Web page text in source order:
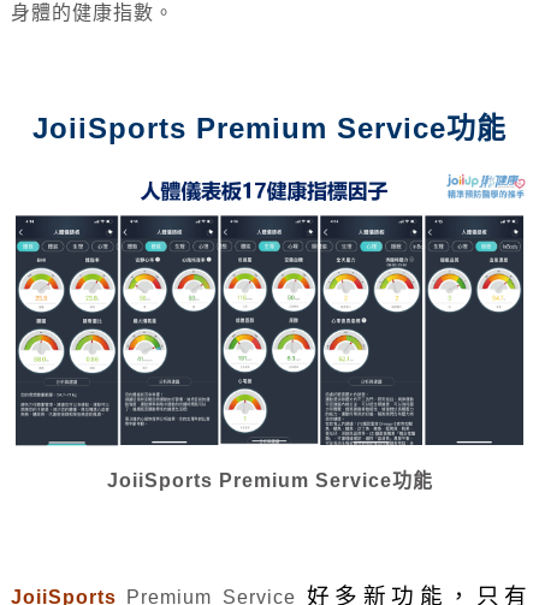
身體的健康指數。
JoiiSports Premium Service功能
JoiiSports Premium Service功能
JoiiSports Premium Service 好多新功能，只有